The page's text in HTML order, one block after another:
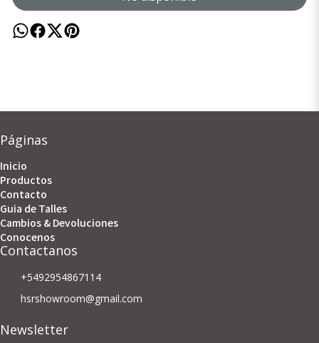
Páginas
Inicio
Productos
Contacto
Guia de Talles
Cambios & Devoluciones
Conocenos
Contactanos
+5492954867114
hsrshowroom@gmail.com
Newsletter